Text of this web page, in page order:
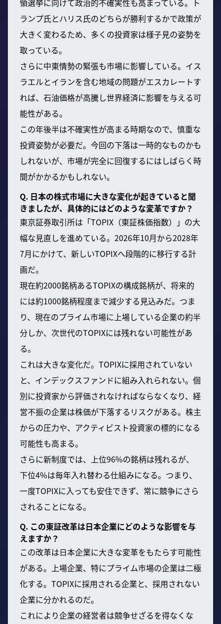
ランプ氏とハリス氏のどちらが勝利するかで政策が
大きく変わるため、多くの投資家は様子見の姿勢を
取っている。
さらに中東情勢の緊張も市場に影響している。イス
ラエルとイランを含む地域の問題がエスカレートす
れば、石油価格が高騰し世界経済に影響を与える可
能性がある。
この年後半は不確実性が高まる時期なので、慎重な
投資姿勢が必要だ。今回の下落は一時的なものかも
しれないが、市場が完全に回復するにはしばらく時
間がかかるかもしれない。
Q. 日本の株式市場に大きな変化が起きていると聞
きましたが、具体的にはどのような変革ですか？
東京証券取引所は「TOPIX（東証株価指数）」の大
幅な見直しを進めている。2026年10月から2028年
7月にかけて、新しいTOPIXへ段階的に移行する計
画だ。
現在約2000銘柄あるTOPIXの構成銘柄が、将来的
には約1000銘柄程度まで減少する見込みだ。つま
り、現在のプライム市場に上場している企業の約半
分しか、次世代のTOPIXには残れない可能性があ
る。
これは大きな変化だ。TOPIXに採用されていない
と、インデックスファンドに組み入れられない。個
別に投資家から評価されなければならなくなり、経
営不振の企業は株価が下落するリスクがある。株主
からの圧力や、アクティビスト投資家の標的になる
可能性も高まる。
さらに新制度では、上位96%の銘柄は残れるが、
下位4%は毎年入れ替わる仕組みになる。つまり、
一度TOPIXに入っても安住できず、常に競争にさら
されることになる。
Q. この東証改革は日本企業にどのような影響を与
えますか？
この改革は日本企業に大きな変革をもたらす可能性
がある。上場企業、特にプライム市場の企業は二極
化する。TOPIXに採用される企業と、採用されない
企業に分かれるのだ。
これにより企業の経営者は競争せざるを得なくな